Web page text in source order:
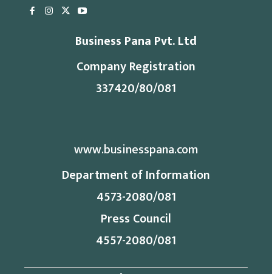
Business Pana Pvt. Ltd
Company Registration
337420/80/081
www.businesspana.com
Department of Information
4573-2080/081
Press Council
4557-2080/081